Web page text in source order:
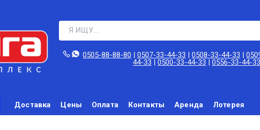
0505-88-88-80‬ |0507-33-44-33 |0508-33-44-33 |
44-33 |0500-33-44-33 |0556-33-44-33
Доставка Цены Оплата Контакты Аренда Лотерея